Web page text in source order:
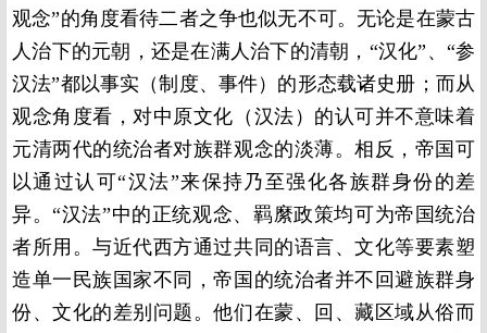
观念”的角度看待二者之争也似无不可。无论是在蒙古
人治下的元朝，还是在满人治下的清朝，“汉化”、“参
汉法”都以事实（制度、事件）的形态载诸史册；而从
观念角度看，对中原文化（汉法）的认可并不意味着
元清两代的统治者对族群观念的淡薄。相反，帝国可
以通过认可“汉法”来保持乃至强化各族群身份的差
异。“汉法”中的正统观念、羁縻政策均可为帝国统治
者所用。与近代西方通过共同的语言、文化等要素塑
造单一民族国家不同，帝国的统治者并不回避族群身
份、文化的差别问题。他们在蒙、回、藏区域从俗而